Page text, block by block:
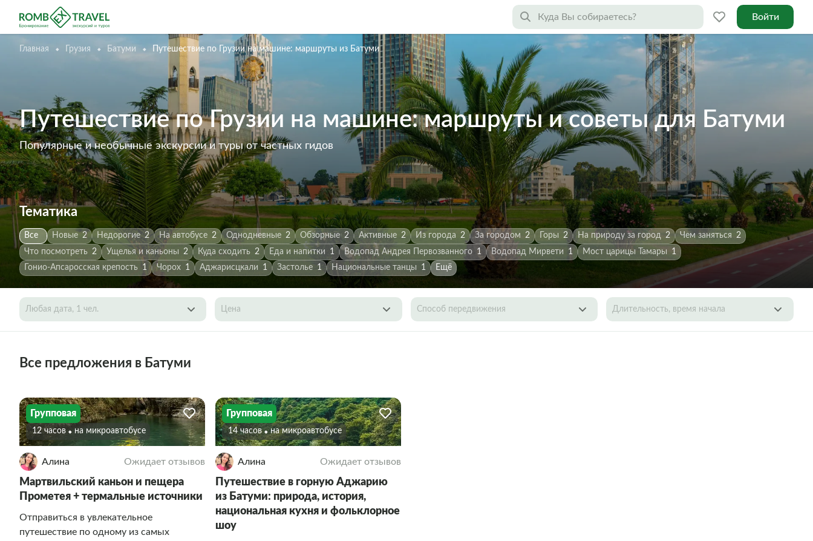
Войти
Главная Грузия Батуми Путешествие по Грузии на машине: маршруты из Батуми
Путешествие по Грузии на машине: маршруты и советы для Батуми
Популярные и необычные экскурсии и туры от частных гидов
Тематика
Все Новые 2 Недорогие 2 На автобусе 2 Однодневные 2 Обзорные 2 Активные 2 Из города 2 За городом 2 Горы 2 На природу за город 2 Чем заняться 2
Что посмотреть 2 Ущелья и каньоны 2 Куда сходить 2 Еда и напитки 1 Водопад Андрея Первозванного 1 Водопад Мирвети 1 Мост царицы Тамары
1
Гонио-Апсаросская крепость 1 Чорох 1 Аджарисцкали 1 Застолье 1 Национальные танцы 1 Ещё
Любая дата, 1 чел. Цена Способ передвижения Длительность, время начала
Все предложения в Батуми
Групповая
12 часов На микроавтобусе
Алина Ожидает отзывов
Мартвильский каньон и пещера
Прометея + термальные источники
Отправиться в увлекательное
путешествие по одному из самых
Групповая
14 часов На микроавтобусе
Алина Ожидает отзывов
Путешествие в горную Аджарию
из Батуми: природа, история,
национальная кухня и фольклорное
шоу